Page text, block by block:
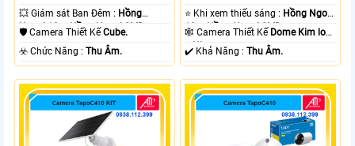
💥 Giám sát Ban Đêm : Hồng
Ngoại 10m Hồng Ngoại SMD.
🛡 Camera Thiết KếCube.
️☣️ Chức Năng :Thu Âm.
⭐ Khi xem thiếu sáng : Hồng Ngoại
10m Hồng Ngoại SMD.
🕸️ Camera Thiết Kế Dome Kim loại
+ Nhựa.
️✔️ Khả Năng :Thu Âm.